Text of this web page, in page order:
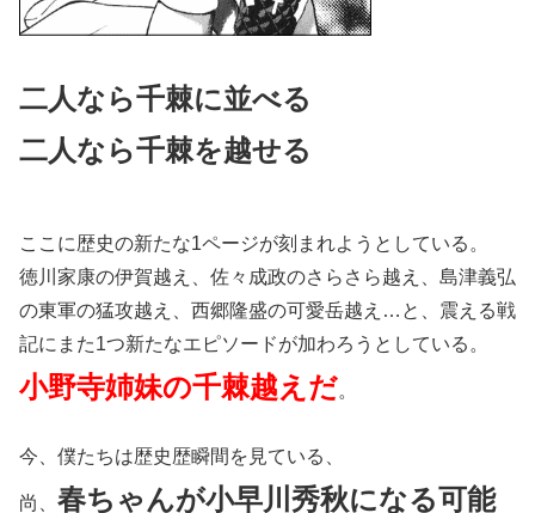
二人なら千棘に並べる
二人なら千棘を越せる
ここに歴史の新たな1ページが刻まれようとしている。
徳川家康の伊賀越え、佐々成政のさらさら越え、島津義弘
の東軍の猛攻越え、西郷隆盛の可愛岳越え…と、震える戦
記にまた1つ新たなエピソードが加わろうとしている。
小野寺姉妹の千棘越えだ。
今、僕たちは歴史歴瞬間を見ている、
尚、 春ちゃんが小早川秀秋になる可能